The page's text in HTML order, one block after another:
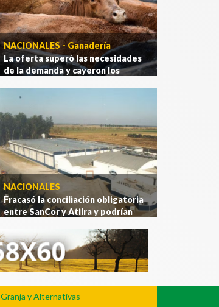
NACIONALES - Ganadería
La oferta superó las necesidades
de la demanda y cayeron los
Agroganadero
NACIONALES
Fracasó la conciliación obligatoria
entre SanCor y Atilra y podrían
más]
Granja y Alternativas